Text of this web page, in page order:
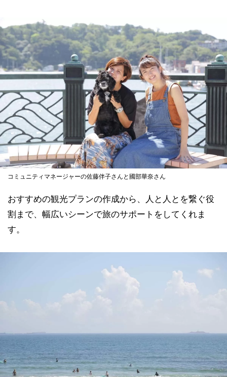
コミュニティマネージャーの佐藤伴子さんと國部華奈さん
おすすめの観光プランの作成から、人と人とを繋ぐ役
割まで、幅広いシーンで旅のサポートをしてくれま
す。